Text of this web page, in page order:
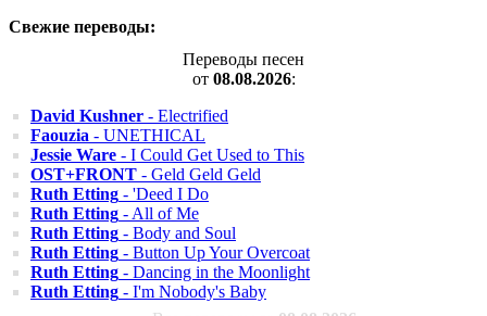
Свежие переводы:
Переводы песен
от 08.08.2026:
David Kushner - Electrified
Faouzia - UNETHICAL
Jessie Ware - I Could Get Used to This
OST+FRONT - Geld Geld Geld
Ruth Etting - 'Deed I Do
Ruth Etting - All of Me
Ruth Etting - Body and Soul
Ruth Etting - Button Up Your Overcoat
Ruth Etting - Dancing in the Moonlight
Ruth Etting - I'm Nobody's Baby